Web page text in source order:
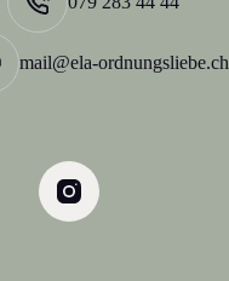
mail@ela-ordnungsliebe.ch